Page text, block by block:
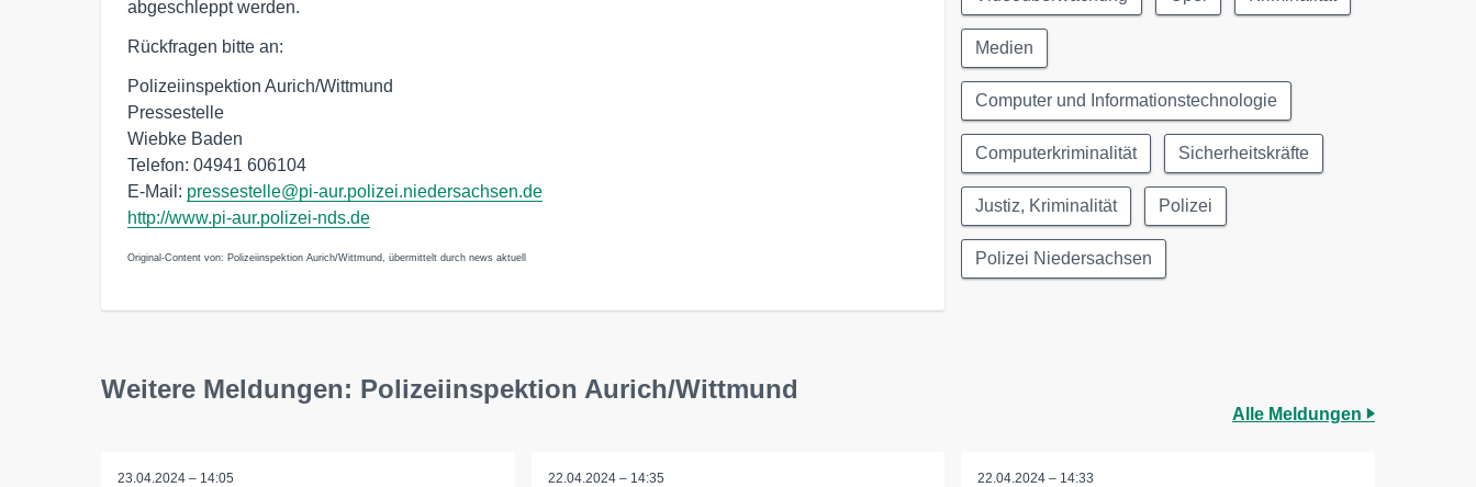
abgeschleppt werden.
Rückfragen bitte an:
Polizeiinspektion Aurich/Wittmund
Pressestelle
Wiebke Baden
Telefon: 04941 606104
E-Mail: pressestelle@pi-aur.polizei.niedersachsen.de
http://www.pi-aur.polizei-nds.de
Original-Content von: Polizeiinspektion Aurich/Wittmund, übermittelt durch news aktuell
Medien
Computer und Informationstechnologie
Computerkriminalität Sicherheitskräfte
Justiz, Kriminalität Polizei
Polizei Niedersachsen
Weitere Meldungen: Polizeiinspektion Aurich/Wittmund
Alle Meldungen
23.04.2024 – 14:05 22.04.2024 – 14:35 22.04.2024 – 14:33